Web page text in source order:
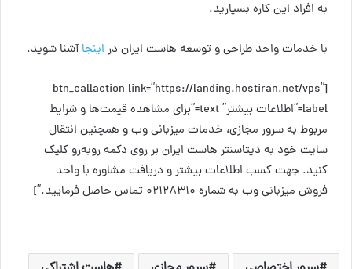
به افراد این کاره بسپارید.
با خدمات واحد طراحی و توسعه هاست ایران در اینجاآشنا شوید.
[btn_callaction link=”https://landing.hostiran.net/vps”
label=”اطلاعات بیشتر” text=”برای مشاهده قیمت‌ها و شرایط
مربوط به سرور مجازی، خدمات میزبانی وب و همچنین انتقال
سایت خود به دیتاسنتر هاست ایران بر روی دکمه روبه‌رو کلیک
کنید. جهت کسب اطلاعات بیشتر و دریافت مشاوره با واحد
فروش میزبانی وب به شماره ۰۲۱۲۸۳۱۰ تماس حاصل فرمایید.”]